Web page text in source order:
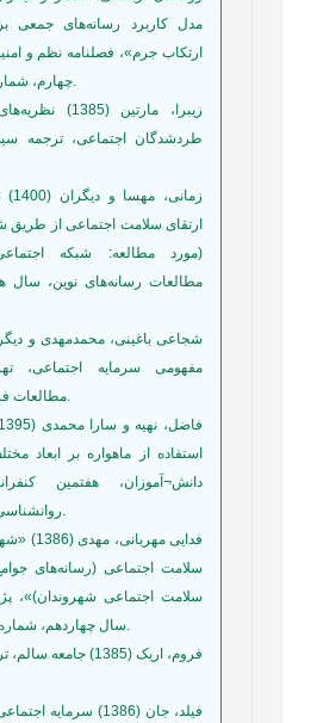
مدل کاربرد رسانه‌های جمعی
ارتکاب جرم»، فصلنامه نظم و
چهارم، شماره 1، صص 81-56.
زیبرا، مارتین
طردشدگان اجتماعی، ترجمه
ارتقای سلامت اجتماعی از طریق
(مورد مطالعه: شبکه اجتماعی
مفهومی سرمایه اجتماعی،
مطالعات فرهنگی و اجتماعی.
استفاده از ماهواره بر ابعاد
دانش¬آموزان، هفتمین
روانشناسی و علوم اجتماعی.
فدایی
سلامت اجتماعی (رسانه‌های
سلامت اجتماعی
سال چهاردهم، شماره 49، صص 67-86.
فروم، اریک (1385)
فیلد، جان (1386)